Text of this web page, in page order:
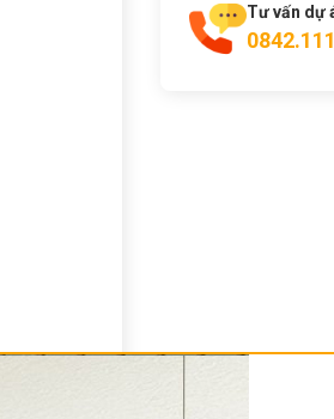
Tư vấn dự